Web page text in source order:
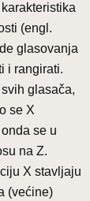
(engl.
glasovanja
i rangirati.
glasača,
se X
se u
na Z.
X stavljaju
(većine)